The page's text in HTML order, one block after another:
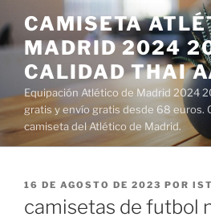
al
contenido
CAMISETA
MADRID 2024
CALIDAD THAI
Equipación Atlético de Madrid 2024
gratis y envío gratis desde 68 euros.
camiseta del Atlético de Madrid.
PUBLICADO
16 DE AGOSTO DE 2023 POR
camisetas de futbol